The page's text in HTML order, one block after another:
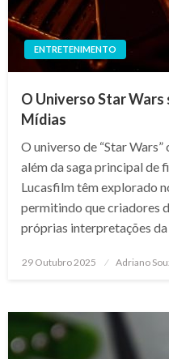
ENTRETENIMENTO
O Universo Star Wars
Mídias
O universo de “Star
além da saga principal de
Lucasfilm têm explorado
permitindo que criadores
próprias interpretações da
Posted
29 Outubro 2025 Adriano